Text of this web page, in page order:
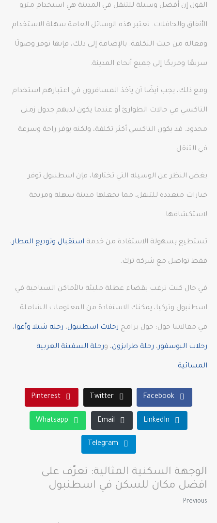
القول إن أفضل وسيلة للتنقل في المدينة هي استخدام مترو
الأنفاق والحافلات. تعتبر هذه الوسائل العامة سهلة الاستخدام
وفعالة من حيث التكلفة. بالإضافة إلى ذلك، فإنها توفر وصولًا
سريعًا ومريحًا إلى جميع أنحاء المدينة.
ومع ذلك، يجب أيضًا أن يأخذ المسافرون في اعتبارهم استخدام
التاكسي في حالات الطوارئ أو عندما يكون لديهم جدول زمني
محدود. قد يكون التاكسي أكثر تكلفة، ولكنه يوفر راحة وسرعة
في التنقل.
بغض النظر عن الوسيلة التي تختارها، فإن اسطنبول توفر
خيارات متعددة للتنقل، مما يجعلها مدينة سهلة ومريحة
لاستكشافها.
تستطيع بسهولة الاستفادة من خدمة استقبال وتوديع المطار،
فقط تواصل مع شركة ترك.
في حال كنت ترغب بقضاء عطلة مليئة بالأماكن السياحية في
اسطنبول وتركيا، يمكنك الاستفادة من المعلومات الشاملة
في مقالاتنا حول: حول برامج رحلات اسطنبول، رحلة شيلا وأغوا،
رحلات البوسفور، رحلة طرابزون، ورحلة السفينة العربية
المسائية.
Facebook
Twitter
Pinterest
LinkedIn
Email
Whatsapp
Telegram
الوجهة السكنية المثالية: تعرّف على
افضل مكان للسكن في اسطنبول
Previous